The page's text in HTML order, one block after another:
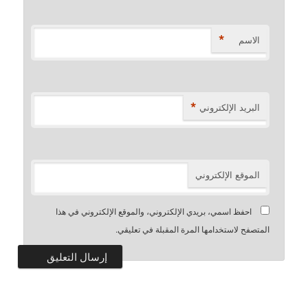
الاسم *
البريد الإلكتروني *
الموقع الإلكتروني
احفظ اسمي، بريدي الإلكتروني، والموقع الإلكتروني في هذا
المتصفح لاستخدامها المرة المقبلة في تعليقي.